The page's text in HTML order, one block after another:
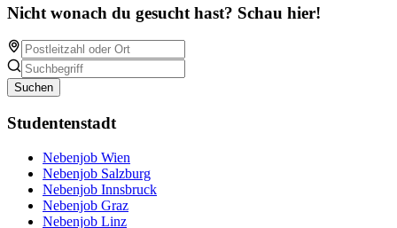
Nicht wonach du gesucht hast? Schau hier!
Suchen
Studentenstadt
Nebenjob Wien
Nebenjob Salzburg
Nebenjob Innsbruck
Nebenjob Graz
Nebenjob Linz